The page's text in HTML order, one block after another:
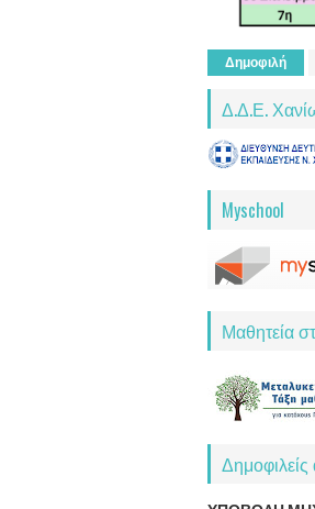
Δημοφιλή
Δ.Δ.Ε.
Myschool
Μαθητεία
Δημοφιλείς